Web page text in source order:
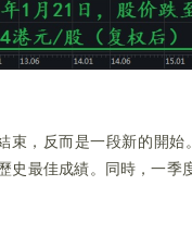
束，反而是一段新的開
史最佳成績。同時，一